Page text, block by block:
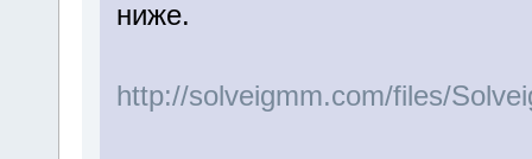
ниже.
http://solveigmm.com/files/